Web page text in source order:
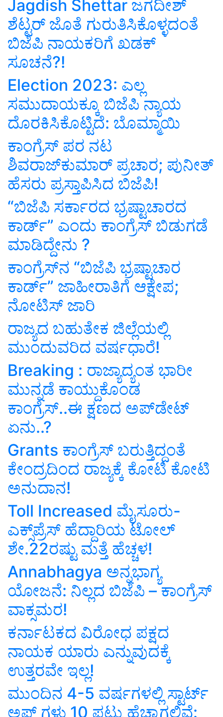
Jagdish Shettar ಜಗದೀಶ್‌
ಶೆಟ್ಟರ್‌ ಜೊತೆ ಗುರುತಿಸಿಕೊಳ್ಳದಂತೆ
ಬಿಜೆಪಿ ನಾಯಕರಿಗೆ ಖಡಕ್‌
ಸೂಚನೆ?!
Election 2023: ಎಲ್ಲ
ಸಮುದಾಯಕ್ಕೂ ಬಿಜೆಪಿ ನ್ಯಾಯ
ದೊರಕಿಸಿಕೊಟ್ಟಿದೆ: ಬೊಮ್ಮಾಯಿ‌
ಕಾಂಗ್ರೆಸ್‌ ಪರ ನಟ
ಶಿವರಾಜ್‌ಕುಮಾರ್‌ ಪ್ರಚಾರ; ಪುನೀತ್‌
ಹೆಸರು ಪ್ರಸ್ತಾಪಿಸಿದ ಬಿಜೆಪಿ!
“ಬಿಜೆಪಿ ಸರ್ಕಾರದ ಭ್ರಷ್ಟಾಚಾರದ
ಕಾರ್ಡ್‌” ಎಂದು ಕಾಂಗ್ರೆಸ್‌ ಬಿಡುಗಡೆ
ಮಾಡಿದ್ದೇನು ?
ಕಾಂಗ್ರೆಸ್‌ನ “ಬಿಜೆಪಿ ಭ್ರಷ್ಟಾಚಾರ
ಕಾರ್ಡ್‌” ಜಾಹೀರಾತಿಗೆ ಆಕ್ಷೇಪ;
ನೋಟಿಸ್‌ ಜಾರಿ
ರಾಜ್ಯದ ಬಹುತೇಕ ಜಿಲ್ಲೆಯಲ್ಲಿ
ಮುಂದುವರಿದ ವರ್ಷಧಾರೆ!
Breaking : ರಾಜ್ಯಾದ್ಯಂತ ಭಾರೀ
ಮುನ್ನಡೆ ಕಾಯ್ದುಕೊಂಡ
ಕಾಂಗ್ರೆಸ್‌..ಈ ಕ್ಷಣದ ಅಪ್‌ಡೇಟ್‌
ಏನು..?
Grants ಕಾಂಗ್ರೆಸ್‌ ಬರುತ್ತಿದ್ದಂತೆ
ಕೇಂದ್ರದಿಂದ ರಾಜ್ಯಕ್ಕೆ ಕೋಟಿ ಕೋಟಿ
ಅನುದಾನ!
Toll Increased ಮೈಸೂರು-
ಎಕ್ಸ್‌ಪ್ರೆಸ್ ಹೆದ್ದಾರಿಯ ಟೋಲ್
ಶೇ.22ರಷ್ಟು ಮತ್ತೆ ಹೆಚ್ಚಳ!
Annabhagya ಅನ್ನಭಾಗ್ಯ
ಯೋಜನೆ: ನಿಲ್ಲದ ಬಿಜೆಪಿ – ಕಾಂಗ್ರೆಸ್‌
ವಾಕ್ಸಮರ!
ಕರ್ನಾಟಕದ ವಿರೋಧ ಪಕ್ಷದ
ನಾಯಕ ಯಾರು ಎನ್ನುವುದಕ್ಕೆ
ಉತ್ತರವೇ ಇಲ್ಲ!
ಮುಂದಿನ 4-5 ವರ್ಷಗಳಲ್ಲಿ ಸ್ಟಾರ್ಟ್
ಅಪ್ ಗಳು 10 ಪಟ್ಟು ಹೆಚ್ಚಾಗಲಿವೆ: